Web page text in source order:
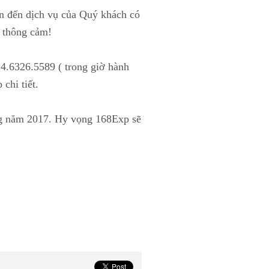
đến dịch vụ của Quý khách có
cảm!
( trong giờ hành
chi tiết.
năm 2017. Hy vọng 168Exp sẽ